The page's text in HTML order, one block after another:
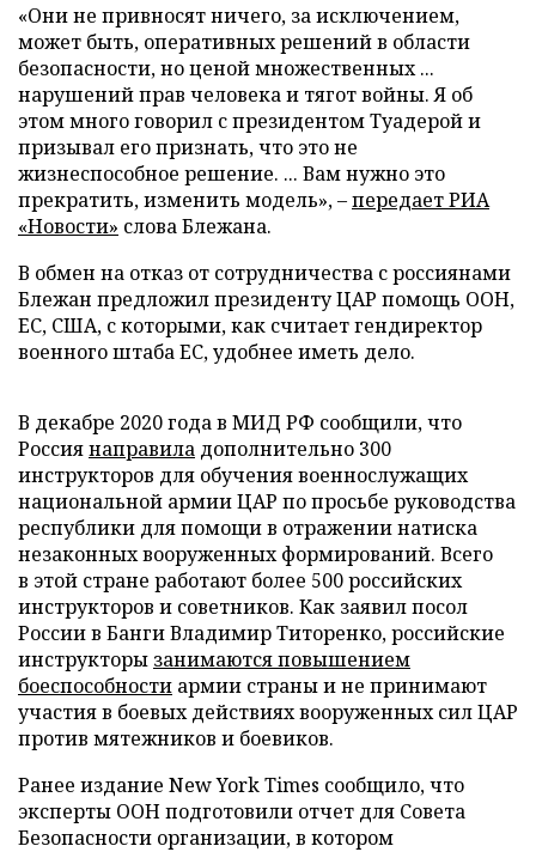
«Они не привносят ничего, за исключением,
может быть, оперативных решений в области
безопасности, но ценой множественных ...
нарушений прав человека и тягот войны. Я об
этом много говорил с президентом Туадерой и
призывал его признать, что это не
жизнеспособное решение. ... Вам нужно это
прекратить, изменить модель», –передаетРИА
«Новости» слова Блежана.
В обмен на отказ от сотрудничества с россиянами
Блежан предложил президенту ЦАР помощь ООН,
ЕС, США, с которыми, как считает гендиректор
военного штаба ЕС, удобнее иметь дело.
В декабре 2020 года в МИД РФ сообщили, что
Россиянаправила дополнительно 300
инструкторов для обучения военнослужащих
национальной армии ЦАР по просьбе руководства
республики для помощи в отражении натиска
незаконных вооруженных формирований. Всего
в этой стране работают более 500 российских
инструкторов и советников. Как заявил посол
России в Банги Владимир Титоренко, российские
инструкторы занимаются повышением
боеспособности армии страны и не принимают
участия в боевых действиях вооруженных сил ЦАР
против мятежников и боевиков.
Ранее издание New York Times сообщило, что
эксперты ООН подготовили отчет для Совета
Безопасности организации, в котором